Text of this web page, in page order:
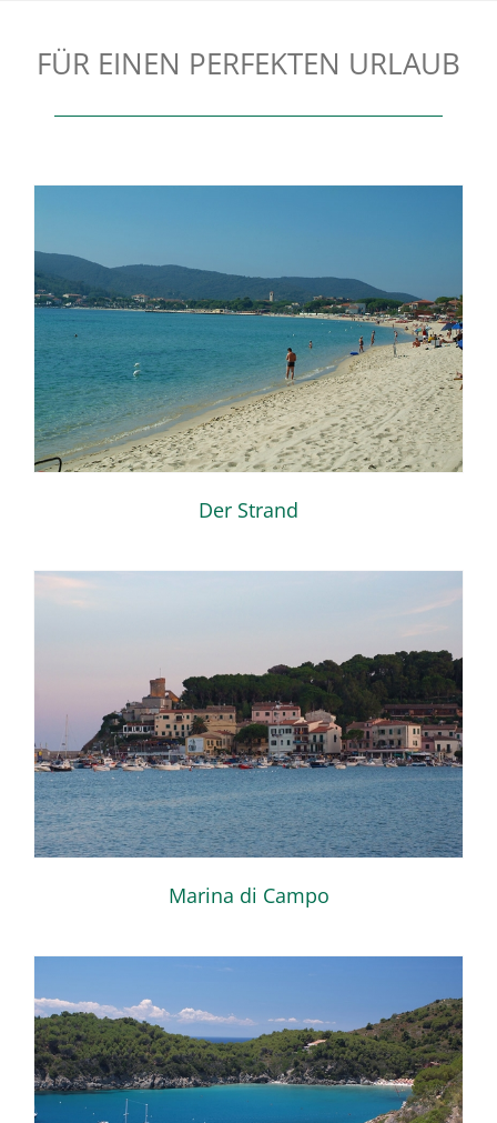
FÜR EINEN PERFEKTEN URLAUB
Der Strand
Marina di Campo